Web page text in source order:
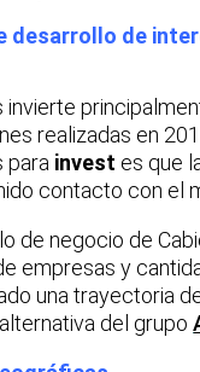
desarrollo de
invierte
realizadas en
para invest es que
contacto con el
de negocio de
empresas y
una trayectoria
alternativa del grupo